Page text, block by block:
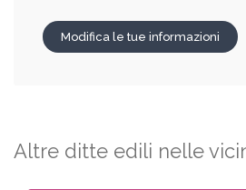
Modifica le tue informazioni
Altre ditte edili nelle